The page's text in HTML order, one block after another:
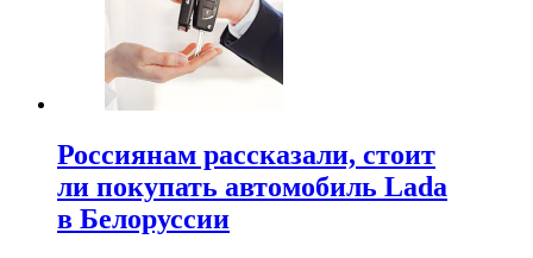
Россиянам рассказали, стоит
ли покупать автомобиль Lada
в Белоруссии